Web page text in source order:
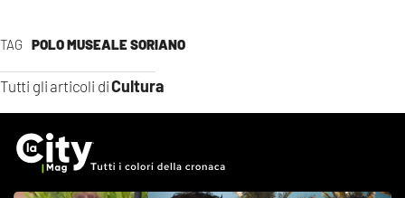
TAG POLO MUSEALE SORIANO
Tutti gli articoli diCultura